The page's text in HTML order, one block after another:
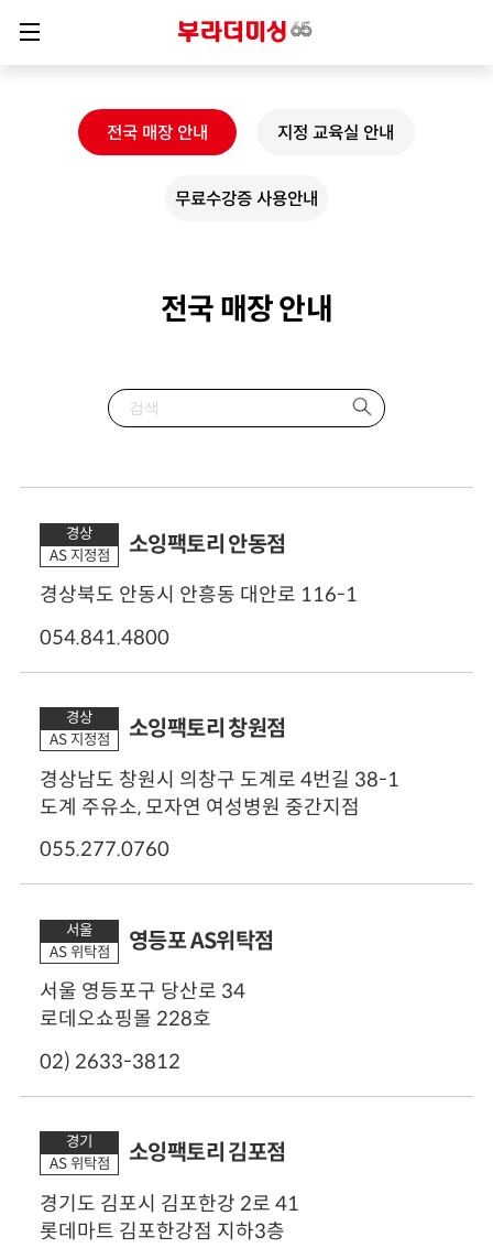
전국 매장 안내 지정 교육실 안내
무료수강증 사용안내
전국 매장 안내
경상
AS 지정점
소잉팩토리 안동점
경상북도 안동시 안흥동 대안로 116-1
054.841.4800
50m
공식 웹사이트
바로가기
영업시간
(월,수,금)오전 10:00-오후 18:00
경상
AS 지정점
소잉팩토리 창원점
경상남도 창원시 의창구 도계로 4번길 38-1
도계 주유소, 모자연 여성병원 중간지점
055.277.0760
서울
AS 위탁점
영등포 AS위탁점
서울 영등포구 당산로 34
로데오쇼핑몰 228호
02) 2633-3812
경기
AS 위탁점
소잉팩토리 김포점
경기도 김포시 김포한강 2로 41
롯데마트 김포한강점 지하3층